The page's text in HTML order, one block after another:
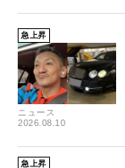
急上昇
ニュース
2026.08.10
急上昇